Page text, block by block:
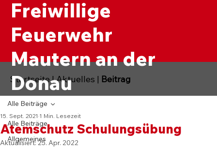
Freiwillige
Feuerwehr
Mautern an der
Donau
Alle Beiträge
Allgemeines
Alle Beiträge
Atemschutz Schulungsübung
15. Sept. 2021 1 Min. Lesezeit
Aktualisiert:25. Apr. 2022
Startseite|Aktuelles | Beitrag